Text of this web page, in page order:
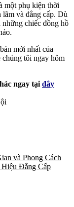
một phụ kiện thời
và đẳng cấp. Dù
chiếc đồng hồ
mới nhất của
tôi ngay hôm
ngay tại đây
và Phong Cách
Đẳng Cấp